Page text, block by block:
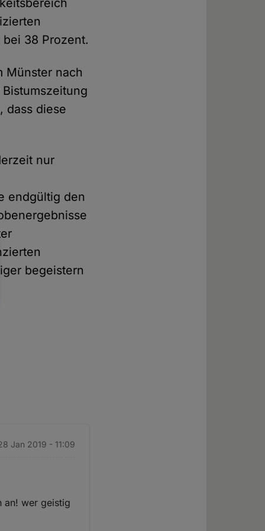
38 Prozent.
Münster nach
dass diese
nur
endgültig den
begeistern
Jan 2019 - 11:09
an! wer geistig